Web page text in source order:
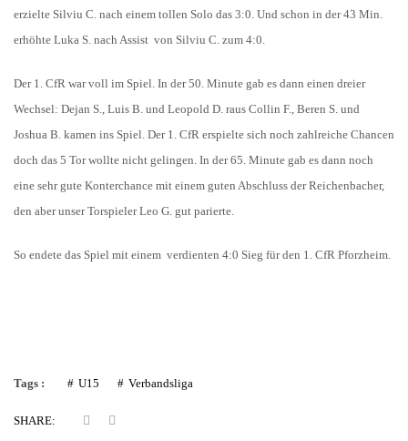
erzielte Silviu C. nach einem tollen Solo das 3:0. Und schon in der 43 Min.
erhöhte Luka S. nach Assist von Silviu C. zum 4:0.
Der 1. CfR war voll im Spiel. In der 50. Minute gab es dann einen dreier
Wechsel: Dejan S., Luis B. und Leopold D. raus Collin F., Beren S. und
Joshua B. kamen ins Spiel. Der 1. CfR erspielte sich noch zahlreiche Chancen
doch das 5 Tor wollte nicht gelingen. In der 65. Minute gab es dann noch
eine sehr gute Konterchance mit einem guten Abschluss der Reichenbacher,
den aber unser Torspieler Leo G. gut parierte.
So endete das Spiel mit einem verdienten 4:0 Sieg für den 1. CfR Pforzheim.
Tags : U15 Verbandsliga
SHARE: